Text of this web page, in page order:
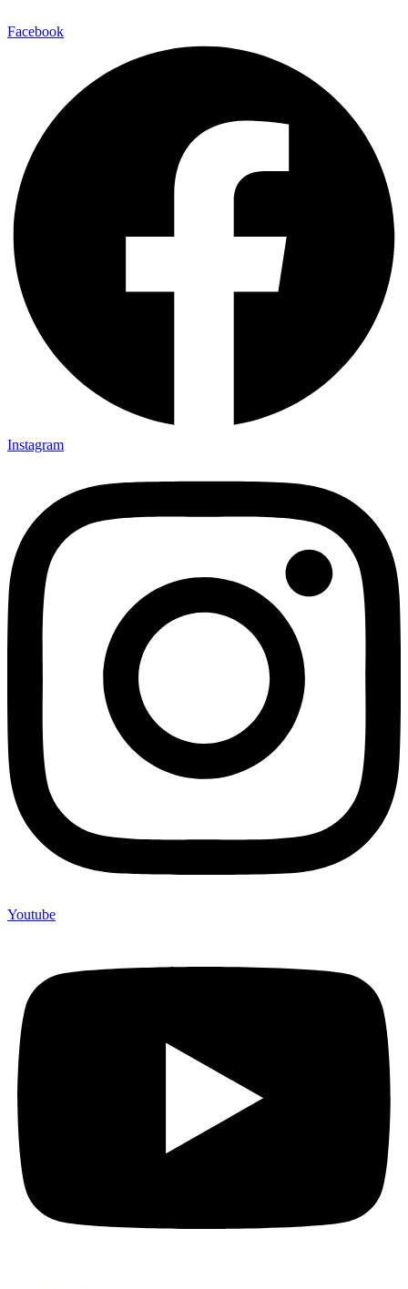
Facebook
Instagram
Youtube